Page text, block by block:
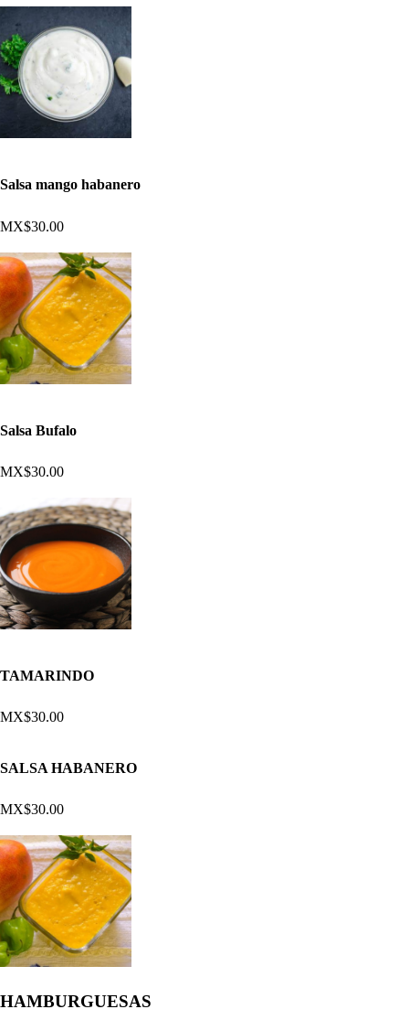
Salsa mango habanero
MX$30.00
Salsa Bufalo
MX$30.00
TAMARINDO
MX$30.00
SALSA HABANERO
MX$30.00
HAMBURGUESAS